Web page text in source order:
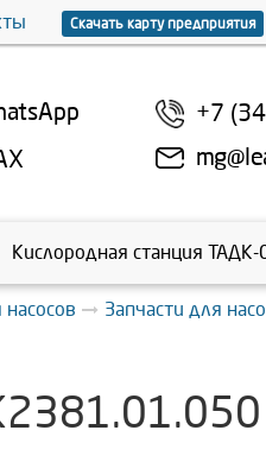
Скачать карту предприятия
+7
Кислородная станция ТАДК-
насосов
Запчасти для